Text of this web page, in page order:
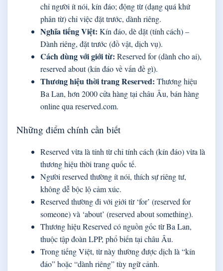
chỉ người ít nói, kín đáo; động từ (dạng quá khứ
phân từ) chỉ việc đặt trước, dành riêng.
Nghĩa tiếng Việt: Kín đáo, dè dặt (tính cách) –
Dành riêng, đặt trước (đồ vật, dịch vụ).
Cách dùng với giới từ: Reserved for (dành cho ai),
reserved about (kín đáo về vấn đề gì).
Thương hiệu thời trang Reserved: Thương hiệu
Ba Lan, hơn 2000 cửa hàng tại châu Âu, bán hàng
online qua reserved.com.
Những điểm chính cần biết
Reserved vừa là tính từ chỉ tính cách (kín đáo) vừa là
thương hiệu thời trang quốc tế.
Người reserved thường ít nói, thích sự riêng tư,
không dễ bộc lộ cảm xúc.
Reserved thường đi với giới từ ‘for’ (reserved for
someone) và ‘about’ (reserved about something).
Thương hiệu Reserved có nguồn gốc từ Ba Lan,
thuộc tập đoàn LPP, phổ biến tại châu Âu.
Trong tiếng Việt, từ này thường được dịch là “kín
đáo” hoặc “dành riêng” tùy ngữ cảnh.